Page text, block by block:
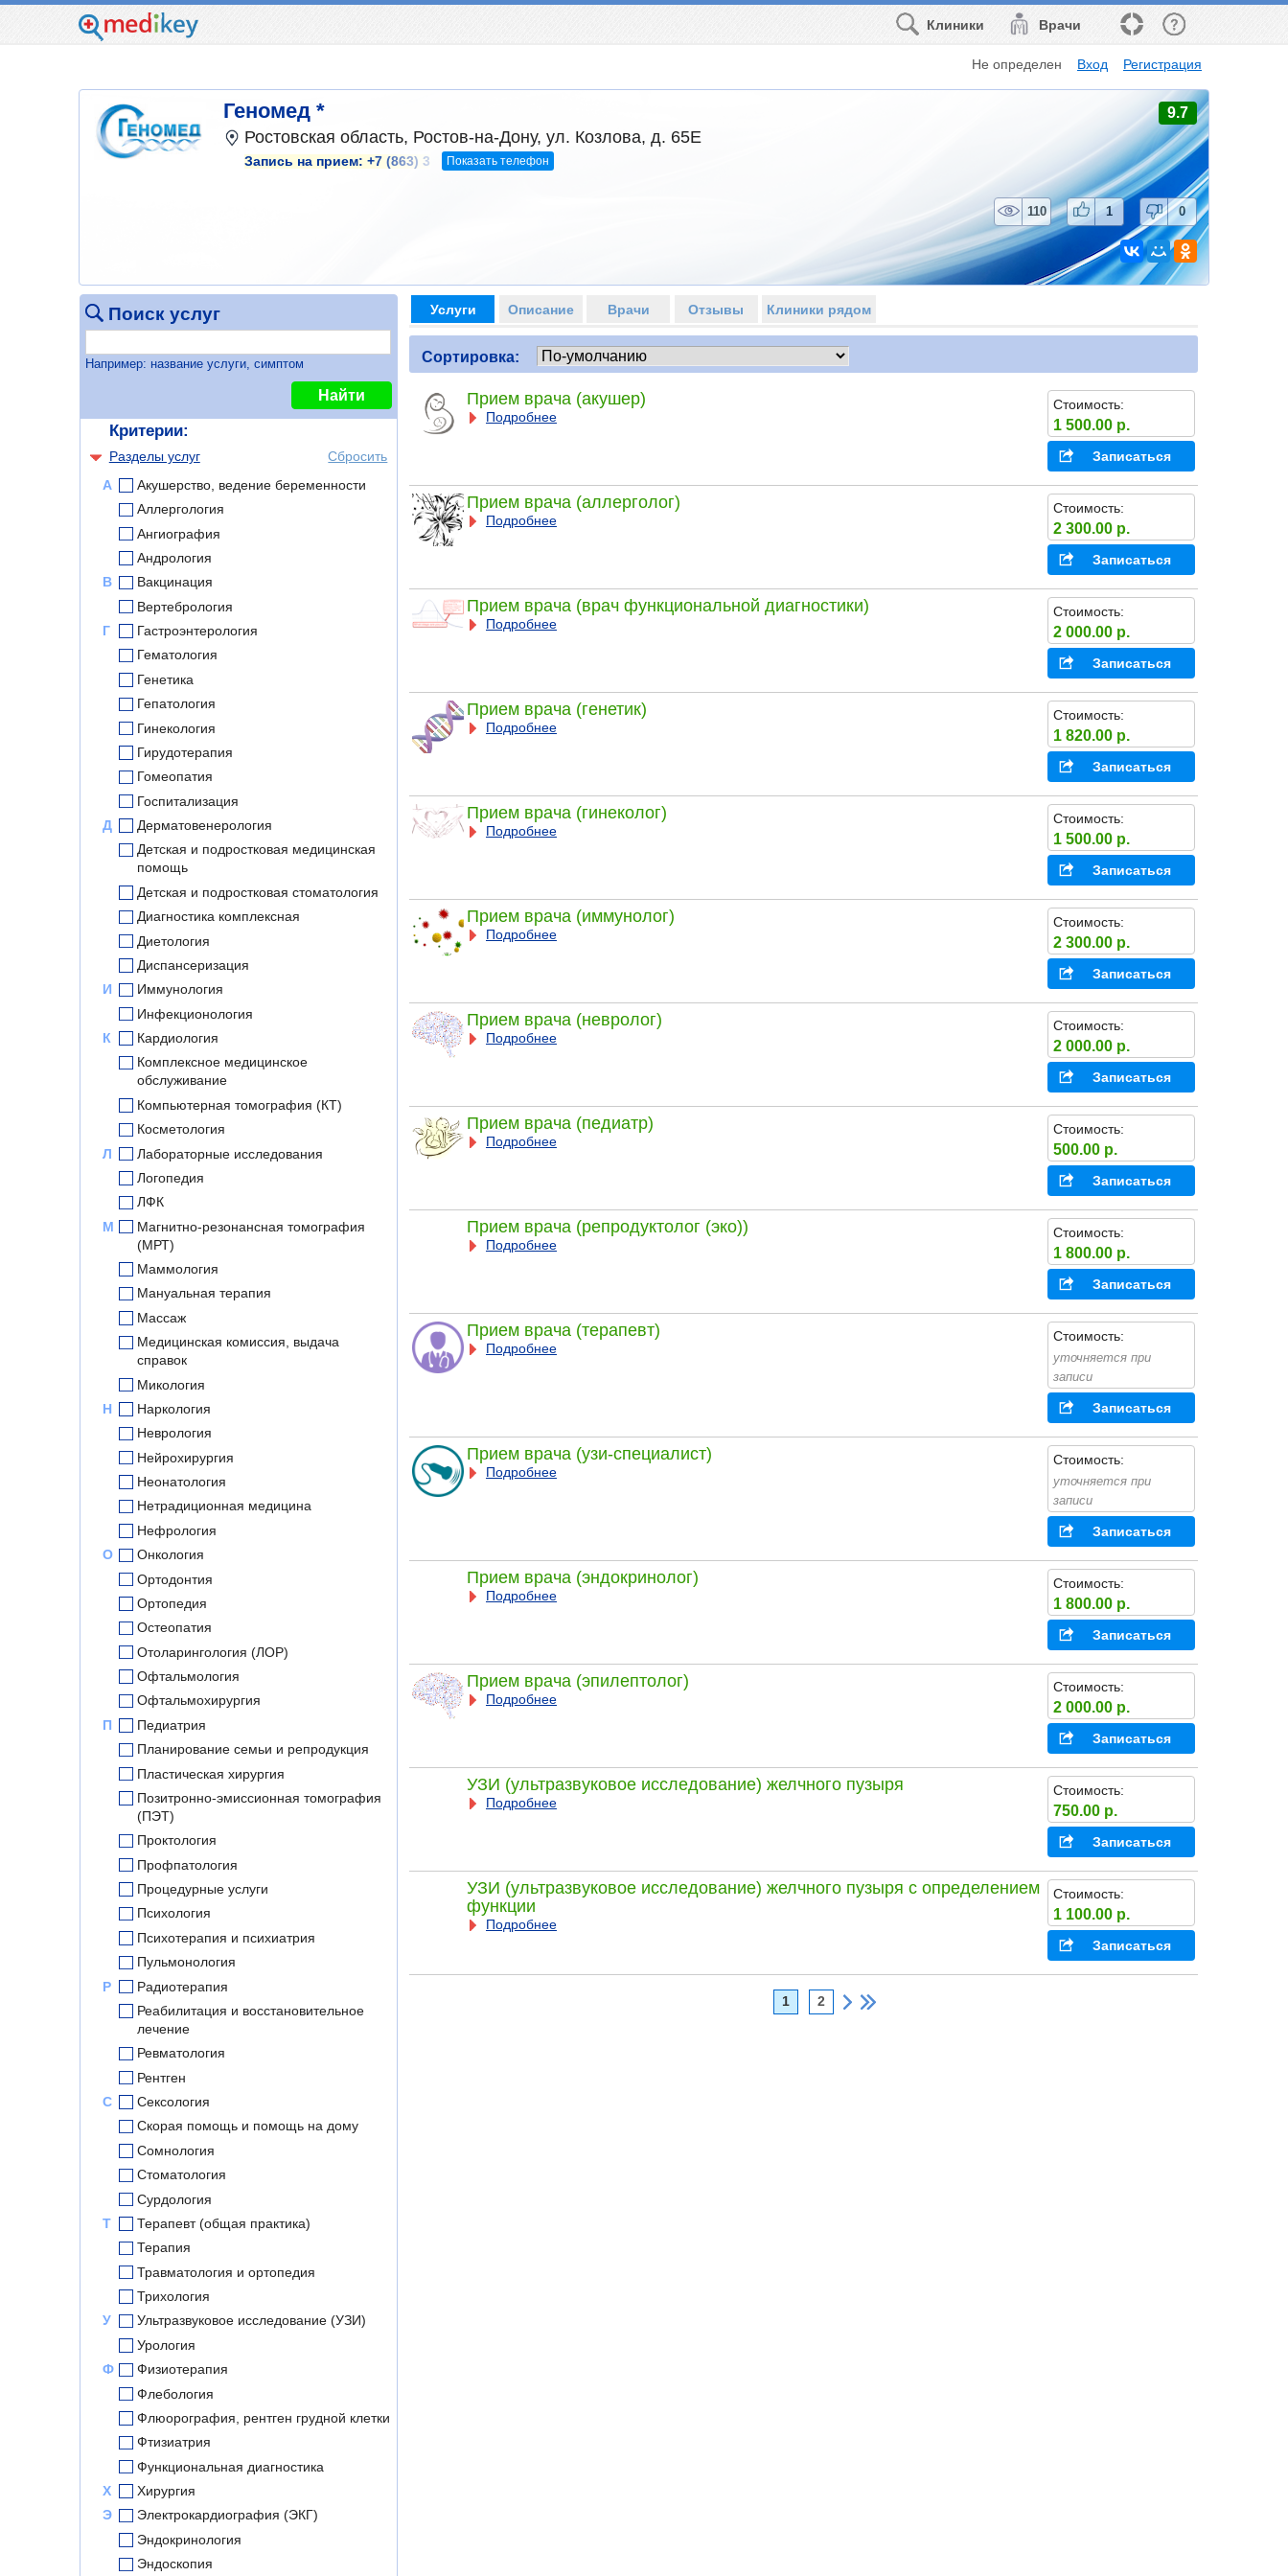
Врачи
Клиники
Не определен Вход Регистрация
Геномед * 9.7
Ростовская область, Ростов-на-Дону, ул. Козлова, д. 65Е
Запись на прием: +7 (863) 3 Показать телефон
110 1 0
Поиск услуг
Например: название услуги, симптом
Найти
Критерии:
Разделы услуг
Сбросить
А
Акушерство, ведение беременности
Аллергология
Ангиография
Андрология
В
Вакцинация
Вертебрология
Г
Гастроэнтерология
Гематология
Генетика
Гепатология
Гинекология
Гирудотерапия
Гомеопатия
Госпитализация
Д
Дерматовенерология
Детская и подростковая медицинская
помощь
Детская и подростковая стоматология
Диагностика комплексная
Диетология
Диспансеризация
И
Иммунология
Инфекционология
К
Кардиология
Комплексное медицинское
обслуживание
Компьютерная томография (КТ)
Косметология
Л
Лабораторные исследования
Логопедия
ЛФК
М
Магнитно-резонансная томография
(МРТ)
Маммология
Мануальная терапия
Массаж
Медицинская комиссия, выдача
справок
Микология
Н
Наркология
Неврология
Нейрохирургия
Неонатология
Нетрадиционная медицина
Нефрология
О
Онкология
Ортодонтия
Ортопедия
Остеопатия
Отоларингология (ЛОР)
Офтальмология
Офтальмохирургия
П
Педиатрия
Планирование семьи и репродукция
Пластическая хирургия
Позитронно-эмиссионная томография
(ПЭТ)
Проктология
Профпатология
Процедурные услуги
Психология
Психотерапия и психиатрия
Пульмонология
Р
Радиотерапия
Реабилитация и восстановительное
лечение
Ревматология
Рентген
С
Сексология
Скорая помощь и помощь на дому
Сомнология
Стоматология
Сурдология
Т
Терапевт (общая практика)
Терапия
Травматология и ортопедия
Трихология
У
Ультразвуковое исследование (УЗИ)
Урология
Ф
Физиотерапия
Флебология
Флюорография, рентген грудной клетки
Фтизиатрия
Функциональная диагностика
Х
Хирургия
Э
Электрокардиография (ЭКГ)
Эндокринология
Эндоскопия
Услуги Описание Врачи Отзывы Клиники рядом
Сортировка:
Прием врача (акушер)
Подробнее
Стоимость:
1 500.00 р.
Записаться
Прием врача (аллерголог)
Подробнее
Стоимость:
2 300.00 р.
Записаться
Прием врача (врач функциональной диагностики)
Подробнее
Стоимость:
2 000.00 р.
Записаться
Прием врача (генетик)
Подробнее
Стоимость:
1 820.00 р.
Записаться
Прием врача (гинеколог)
Подробнее
Стоимость:
1 500.00 р.
Записаться
Прием врача (иммунолог)
Подробнее
Стоимость:
2 300.00 р.
Записаться
Прием врача (невролог)
Подробнее
Стоимость:
2 000.00 р.
Записаться
Прием врача (педиатр)
Подробнее
Стоимость:
500.00 р.
Записаться
Прием врача (репродуктолог (эко))
Подробнее
Стоимость:
1 800.00 р.
Записаться
Прием врача (терапевт)
Подробнее
Стоимость:
уточняется при
записи
Записаться
Прием врача (узи-специалист)
Подробнее
Стоимость:
уточняется при
записи
Записаться
Прием врача (эндокринолог)
Подробнее
Стоимость:
1 800.00 р.
Записаться
Прием врача (эпилептолог)
Подробнее
Стоимость:
2 000.00 р.
Записаться
УЗИ (ультразвуковое исследование) желчного пузыря
Подробнее
Стоимость:
750.00 р.
Записаться
УЗИ (ультразвуковое исследование) желчного пузыря с определением
функции
Подробнее
Стоимость:
1 100.00 р.
Записаться
1 2